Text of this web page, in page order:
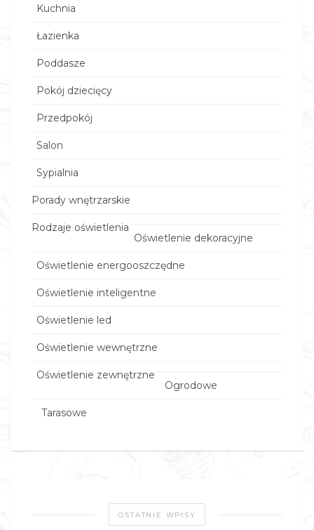
Kuchnia
Łazienka
Poddasze
Pokój dziecięcy
Przedpokój
Salon
Sypialnia
Porady wnętrzarskie
Rodzaje oświetlenia
Oświetlenie dekoracyjne
Oświetlenie energooszczędne
Oświetlenie inteligentne
Oświetlenie led
Oświetlenie wewnętrzne
Oświetlenie zewnętrzne
Ogrodowe
Tarasowe
OSTATNIE WPISY